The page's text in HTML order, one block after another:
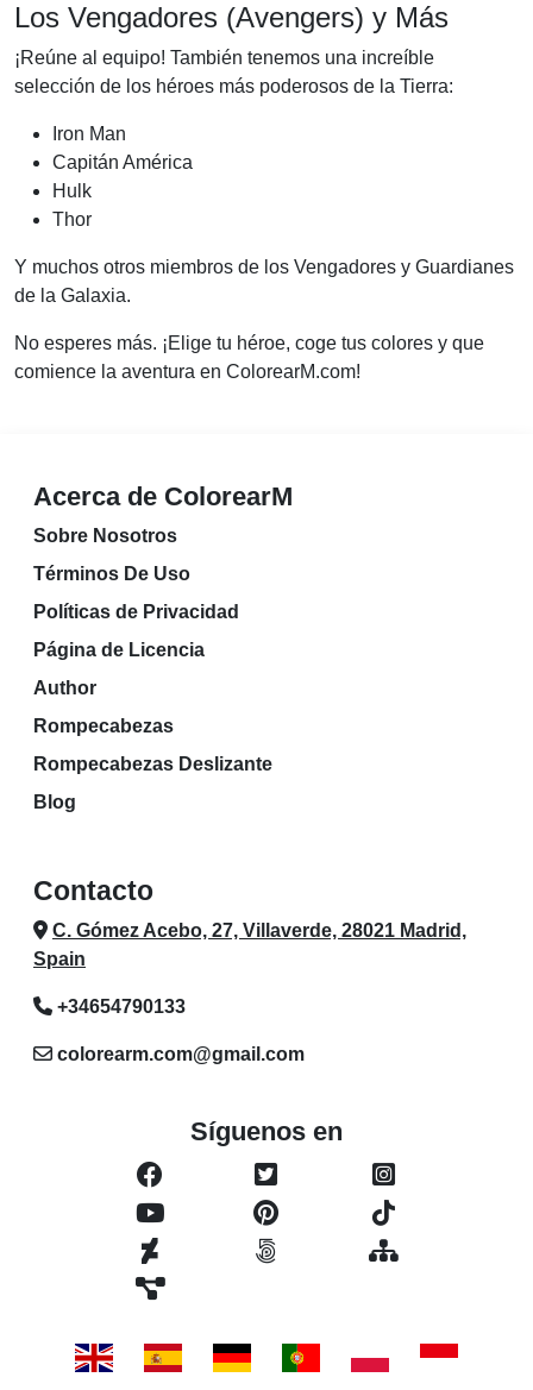
Los Vengadores (Avengers) y Más
¡Reúne al equipo! También tenemos una increíble
selección de los héroes más poderosos de la Tierra:
Iron Man
Capitán América
Hulk
Thor
Y muchos otros miembros de los Vengadores y Guardianes
de la Galaxia.
No esperes más. ¡Elige tu héroe, coge tus colores y que
comience la aventura en ColorearM.com!
Acerca de ColorearM
Sobre Nosotros
Términos De Uso
Políticas de Privacidad
Página de Licencia
Author
Rompecabezas
Rompecabezas Deslizante
Blog
Contacto
C. Gómez Acebo, 27, Villaverde, 28021 Madrid,
Spain
+34654790133
colorearm.com@gmail.com
Síguenos en